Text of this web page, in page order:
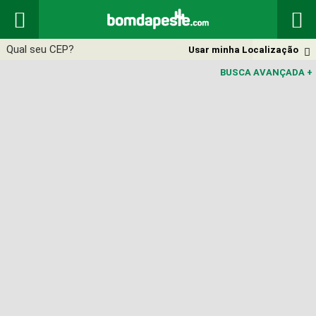
 

Usar minha Localização
BUSCA AVANÇADA +